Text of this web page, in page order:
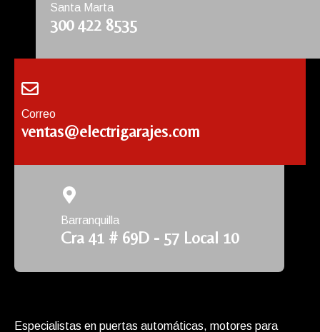
Santa Marta
300 422 8535
Correo
ventas@electrigarajes.com
Barranquilla
Cra 41 # 69D - 57 Local 10
Especialistas en puertas automáticas, motores para